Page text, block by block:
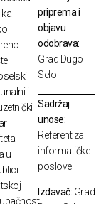
i
u
priprema i
objavu
odobrava:
Grad Dugo
Selo
Sadržaj
unose:
Referent za
informatičke
poslove
Izdavač: Grad